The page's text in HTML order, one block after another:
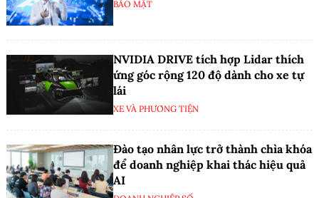
BẢO MẬT
NVIDIA DRIVE tích hợp Lidar thích
ứng góc rộng 120 độ dành cho xe tự
lái
XE VÀ PHƯƠNG TIỆN
Đào tạo nhân lực trở thành chìa khóa
để doanh nghiệp khai thác hiệu quả
AI